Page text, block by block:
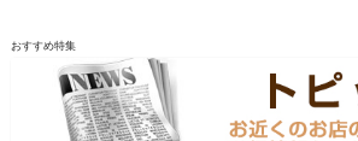
おすすめ特集